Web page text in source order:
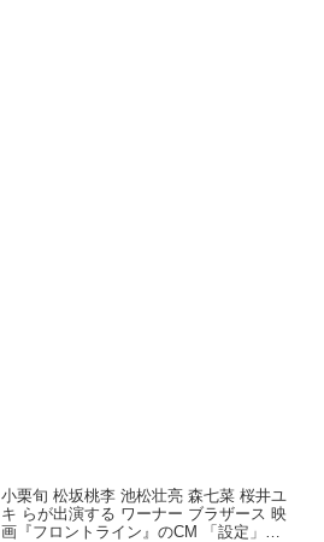
小栗旬 松坂桃李 池松壮亮 森七菜 桜井ユ
キ らが出演する ワーナー ブラザース 映
画『フロントライン』のCM 「設定」篇